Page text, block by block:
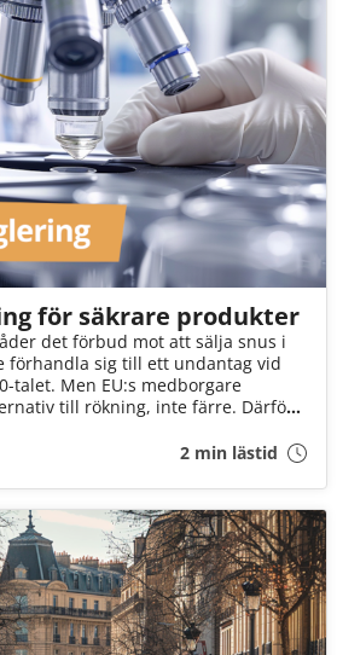
för säkrare produkter
det förbud mot att sälja snus i
förhandla sig till ett undantag vid
talet. Men EU:s medborgare
till rökning, inte färre. Därför
väg.
2 min lästid